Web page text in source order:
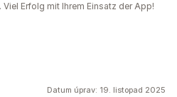
Erfolg mit Ihrem Einsatz der App!
Datum úprav: 19. listopad 2025